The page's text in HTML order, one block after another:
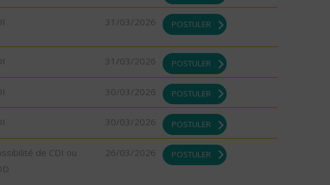
31/03/2026 POSTULER
31/03/2026 POSTULER
30/03/2026 POSTULER
30/03/2026 POSTULER
de CDI ou
26/03/2026 POSTULER